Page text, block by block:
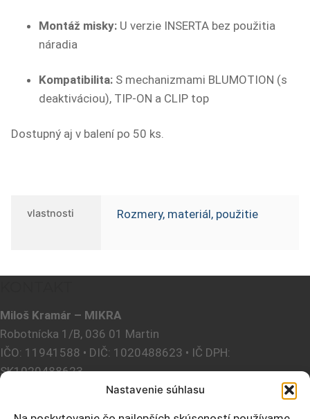
Nastavenie súhlasu
Montáž misky: U verzie INSERTA bez použitia
náradia
Kompatibilita: S mechanizmami BLUMOTION (s
deaktiváciou), TIP-ON a CLIP top
Dostupný aj v balení po 50 ks.
vlastnosti Rozmery, materiál, použitie
Miloš Kramár – MIKRA
Robotnícka 1/B, 036 01 Martin
IČO: 11941588 • DIČ: 1020488623 • IČ DPH:
SK1020488623